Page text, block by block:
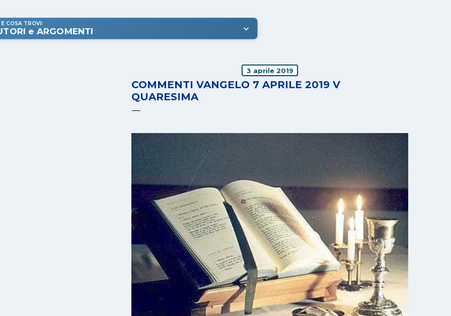
E COSA TROVI:
e ARGOMENTI
3 aprile 2019
COMMENTI VANGELO 7 APRILE 2019 V
QUARESIMA